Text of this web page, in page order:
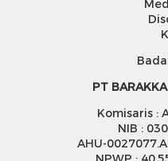
PT
Komisaris :
NIB :
AHU-